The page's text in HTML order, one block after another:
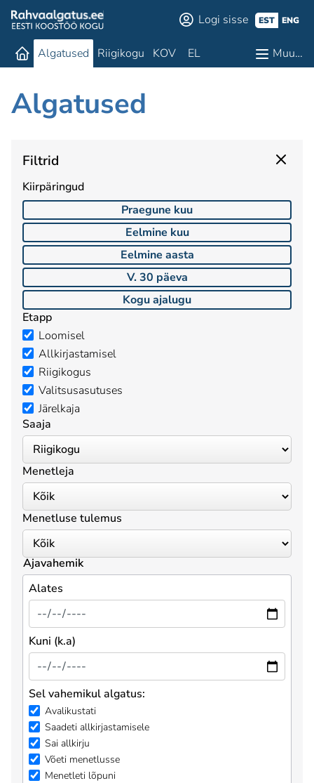
Logi sisse EST ENG
Algatused Riigikogu KOV EL Muu…
Algatused
Filtrid
Kiirpäringud
Praegune kuu
Eelmine kuu
Eelmine aasta
V. 30 päeva
Kogu ajalugu
Etapp
Loomisel
Allkirjastamisel
Riigikogus
Valitsusasutuses
Järelkaja
Saaja
Menetleja
Menetluse tulemus
Ajavahemik
Alates
Kuni (k.a)
Sel vahemikul algatus:
Avalikustati
Saadeti allkirjastamisele
Sai allkirju
Võeti menetlusse
Menetleti lõpuni